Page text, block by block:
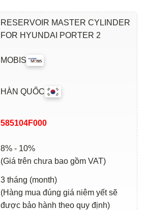
RESERVOIR MASTER CYLINDER
FOR HYUNDAI PORTER 2
MOBIS
HÀN QUỐC
585104F000
8% - 10%
(Giá trên chưa bao gồm VAT)
3 tháng (month)
(Hàng mua đúng giá niêm yết sẽ
được bảo hành theo quy định)